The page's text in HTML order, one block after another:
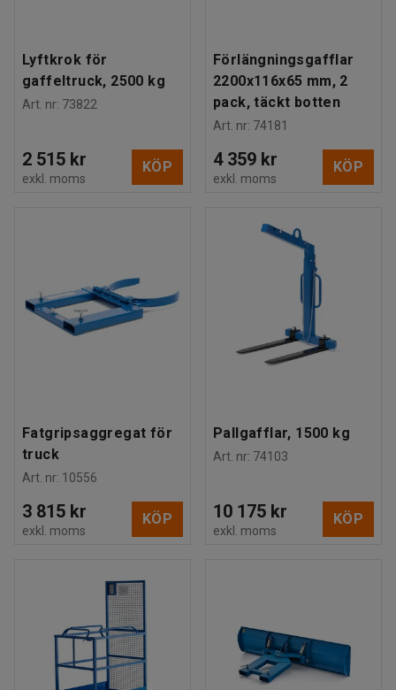
Lyftkrok för
gaffeltruck, 2500 kg
Art. nr: 73822
2 515 kr
exkl. moms
KÖP
Förlängningsgafflar
2200x116x65 mm, 2
pack, täckt botten
Art. nr: 74181
4 359 kr
exkl. moms
KÖP
Fatgripsaggregat för
truck
Art. nr: 10556
3 815 kr
exkl. moms
KÖP
Pallgafflar, 1500 kg
Art. nr: 74103
10 175 kr
exkl. moms
KÖP